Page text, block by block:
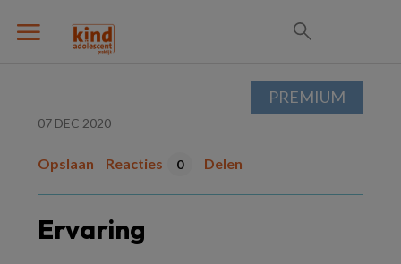
07 DEC 2020
Opslaan Reacties 0 Delen
Ervaring
PREMIUM